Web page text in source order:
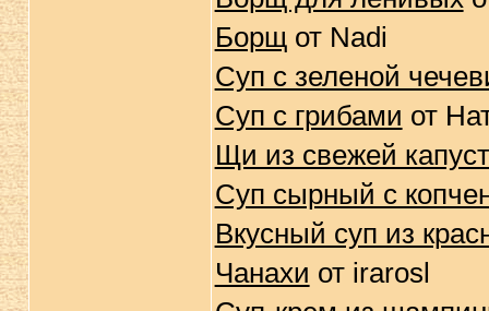
Борщот Nadi
Суп с зеленой
Суп с грибами от
Щи из свежей
Суп сырный с
Вкусный суп из
Чанахи от irarosl